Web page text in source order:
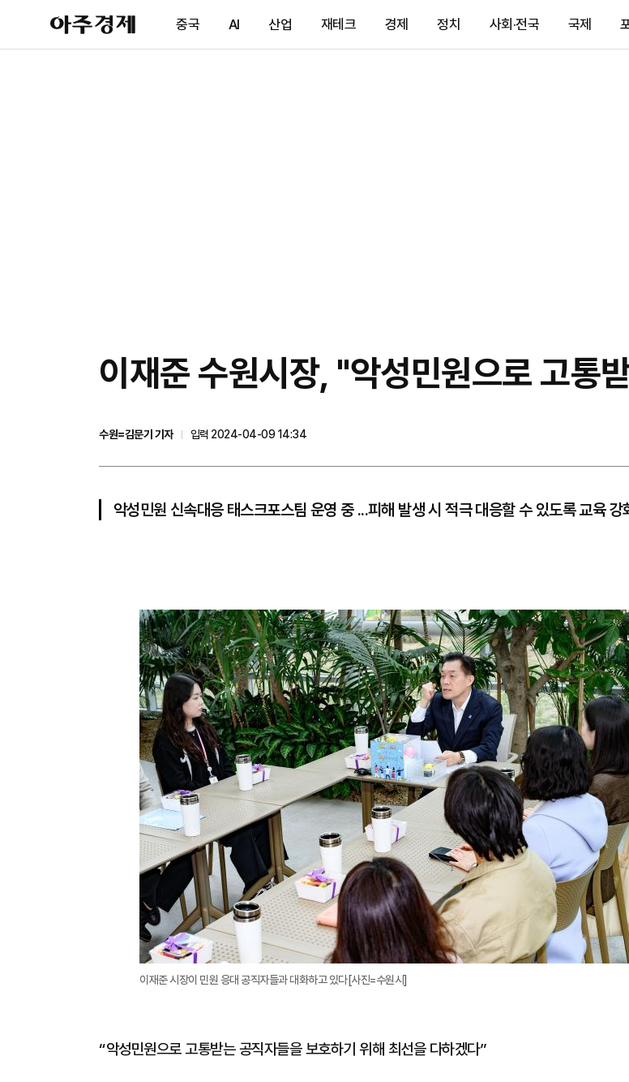
아
주
제
중국 AI 산업 재테크 경제 정치 사회·전국 국제
이재준 수원시장, "악성민원으로 고통
수원=김문기 기자
입력 2024-04-09 14:34
악성민원 신속대응 태스크포스팀 운영 중 ...피해 발생 시 적극 대응할 수 있도록 교육 강
이재준 시장이 민원 응대 공직자들과 대화하고 있다[사진=수원시]
“악성민원으로 고통받는 공직자들을 보호하기 위해 최선을 다하겠다”